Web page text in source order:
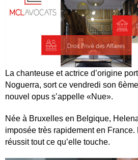
La chanteuse et actrice d’origine
Noguerra, sort ce vendredi son
nouvel opus s’appelle «Nue».
Née à Bruxelles en Belgique,
imposée très rapidement en
réussit tout ce qu’elle touche.